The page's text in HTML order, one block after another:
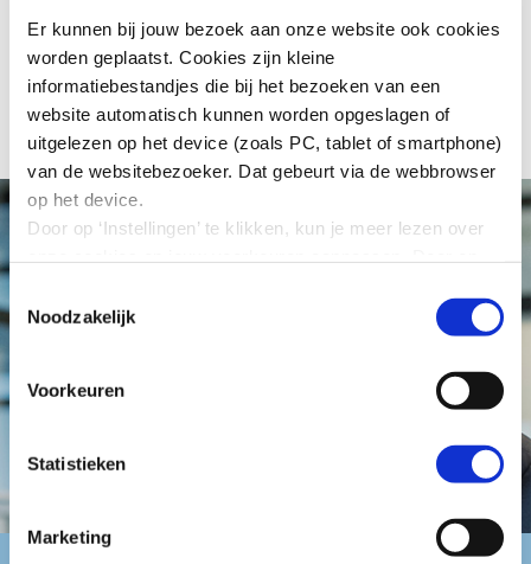
Er kunnen bij jouw bezoek aan onze website ook cookies
worden geplaatst. Cookies zijn kleine
informatiebestandjes die bij het bezoeken van een
website automatisch kunnen worden opgeslagen of
uitgelezen op het device (zoals PC, tablet of smartphone)
van de websitebezoeker. Dat gebeurt via de webbrowser
op het device.
Door op ‘Instellingen’ te klikken, kun je meer lezen over
alle cookies zoals omschreven in onze cookieverklaring
in deze cookiebanner. Door op ‘Alleen noodzakelijke
noodzakelijke cookies.
lezen in onze
Noodzakelijk
Voorkeuren
Statistieken
Marketing
Terug naar overzicht